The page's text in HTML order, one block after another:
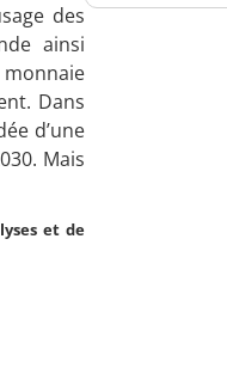
des
ainsi
Dans
d’une
Mais
et de